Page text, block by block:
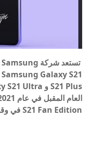
S21 Fan Edition في وقت لاحق من نفس العام.